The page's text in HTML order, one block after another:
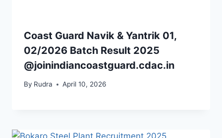
Coast Guard Navik & Yantrik 01,
02/2026 Batch Result 2025
@joinindiancoastguard.cdac.in
By Rudra April 10, 2026